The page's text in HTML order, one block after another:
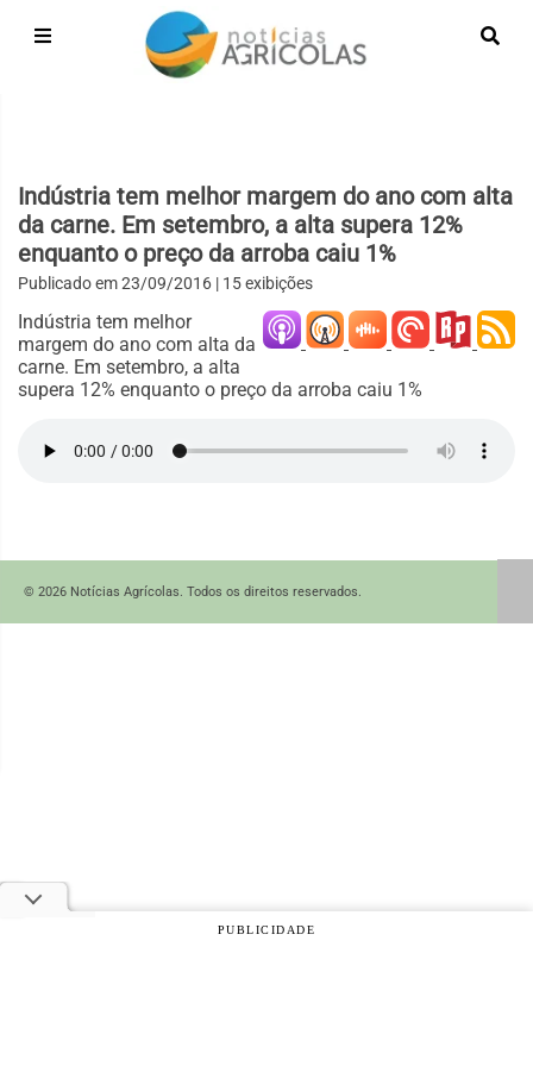
Indústria tem melhor margem do ano com alta
da carne. Em setembro, a alta supera 12%
enquanto o preço da arroba caiu 1%
Publicado em23/09/2016 | 15 exibições
Indústria tem melhor
margem do ano com alta da
carne. Em setembro, a alta
supera 12% enquanto o preço da arroba caiu 1%
© 2026 Notícias Agrícolas. Todos os direitos reservados.
PUBLICIDADE